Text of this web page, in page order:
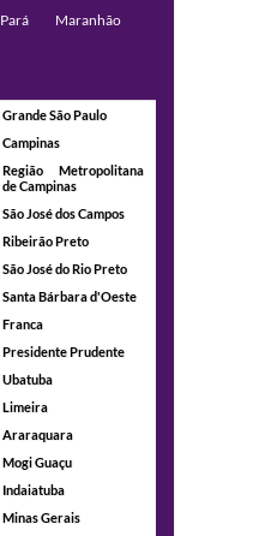
Pará Maranhão
Grande São Paulo
Campinas
Região Metropolitana
de Campinas
São José dos Campos
Ribeirão Preto
São José do Rio Preto
Santa Bárbara d'Oeste
Franca
Presidente Prudente
Ubatuba
Limeira
Araraquara
Mogi Guaçu
Indaiatuba
Minas Gerais